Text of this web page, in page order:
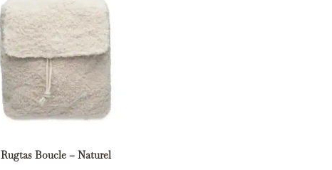
Rugtas Boucle – Naturel